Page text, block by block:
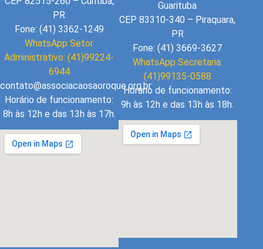
PR
Fone: (41) 3362-1249
WhatsApp Setor
Administrativo: (41)99224-
6944
contato@associacaosaoroque.org.br
Horário de funcionamento:
8h às 12h e das 13h às 17h.
Guarituba
CEP 83310-340 – Piraquara,
PR
Fone: (41) 3669-3627
WhatsApp Secretaria:
(41)99135-0588
Horário de funcionamento:
9h às 12h e das 13h às 18h.